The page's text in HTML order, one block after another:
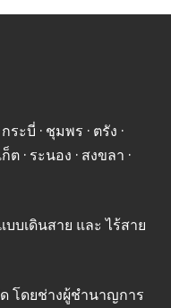
ะบี่ · ชุมพร · ตรัง ·
· ระนอง · สงขลา ·
บเดินสาย และ ไร้สาย
โดยช่างผู้ชำนาญการ